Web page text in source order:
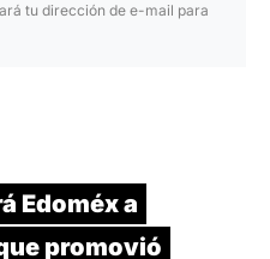
tu dirección de e-mail para
Edoméx a
promovió